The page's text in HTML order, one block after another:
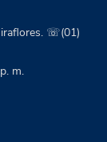
☏(01)
m.